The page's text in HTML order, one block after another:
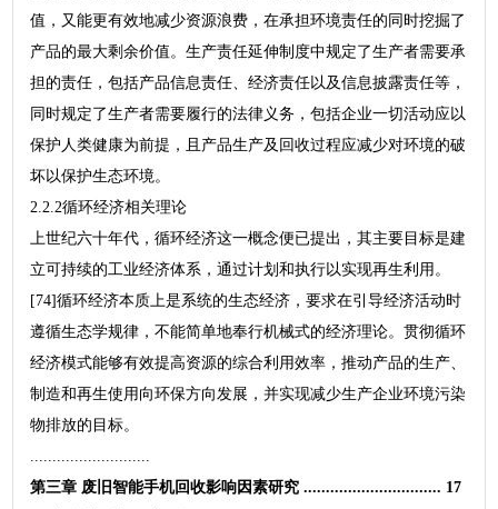
值，又能更有效地减少资源浪费，在承担环境责任的同时挖掘了
产品的最大剩余价值。生产责任延伸制度中规定了生产者需要承
担的责任，包括产品信息责任、经济责任以及信息披露责任等，
同时规定了生产者需要履行的法律义务，包括企业一切活动应以
保护人类健康为前提，且产品生产及回收过程应减少对环境的破
坏以保护生态环境。
2.2.2循环经济相关理论
上世纪六十年代，循环经济这一概念便已提出，其主要目标是建
立可持续的工业经济体系，通过计划和执行以实现再生利用。
[74]循环经济本质上是系统的生态经济，要求在引导经济活动时
遵循生态学规律，不能简单地奉行机械式的经济理论。贯彻循环
经济模式能够有效提高资源的综合利用效率，推动产品的生产、
制造和再生使用向环保方向发展，并实现减少生产企业环境污染
物排放的目标。
...........................
第三章 废旧智能手机回收影响因素研究 ............................... 17